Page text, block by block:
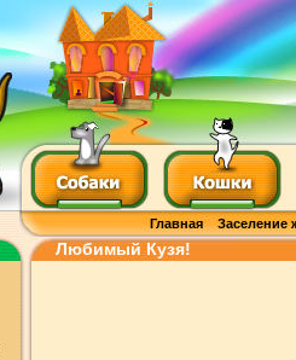
Главная Заселение
Любимый Кузя!